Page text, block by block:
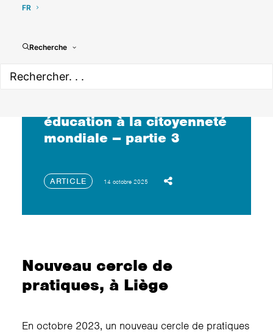
FR
Recherche
éducation à la citoyenneté
mondiale – partie 3
ARTICLE 14 octobre 2025
Nouveau cercle de
pratiques, à Liège
En octobre 2023, un nouveau cercle de pratiques